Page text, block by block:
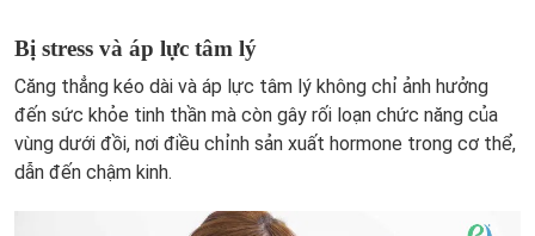
Bị stress và áp lực tâm lý
Căng thẳng kéo dài và áp lực tâm lý không chỉ ảnh hưởng
đến sức khỏe tinh thần mà còn gây rối loạn chức năng của
vùng dưới đồi, nơi điều chỉnh sản xuất hormone trong cơ thể,
dẫn đến chậm kinh.